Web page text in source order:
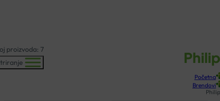
Početna
Brendovi
proizvoda: 7